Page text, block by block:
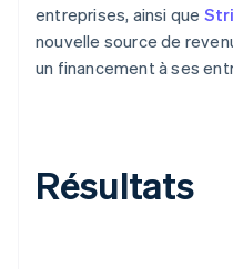
entreprises, ainsi que
nouvelle source de
un financement à ses
Résultats